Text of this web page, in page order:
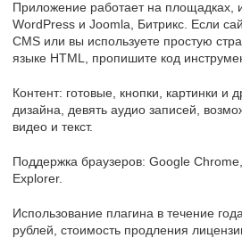
Приложение работает на площадках,
WordPress и Joomla, Битрикс. Если
CMS или вы используете простую
языке HTML, пропишите код
Контент: готовые, кнопки, картинки и
дизайна, девять аудио записей,
видео и текст.
Поддержка браузеров: Google
Explorer.
Использование плагина в течение
рублей, стоимость продления